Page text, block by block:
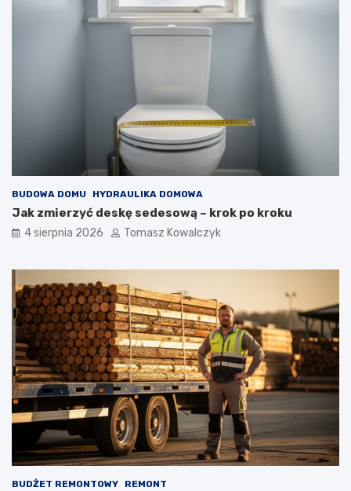
BUDOWA DOMU HYDRAULIKA DOMOWA
Jak zmierzyć deskę sedesową – krok po kroku
4 sierpnia 2026 Tomasz Kowalczyk
BUDŻET REMONTOWY REMONT